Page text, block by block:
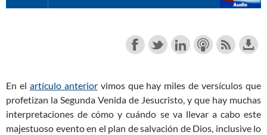
En el artículo anteriorvimos que hay miles de versículos que
profetizan la Segunda Venida de Jesucristo, y que hay muchas
interpretaciones de cómo y cuándo se va llevar a cabo este
majestuoso evento en el plan de salvación de Dios, inclusive lo